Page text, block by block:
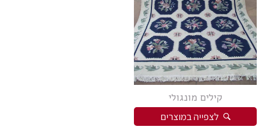
פרסי מוד
פרסי נהין
פרסי סנה
פרסי סראפי
פרסי קום
פרסי קום משי
פרסי קוצ'אן
קילים מונגולי
לצפייה במוצרים